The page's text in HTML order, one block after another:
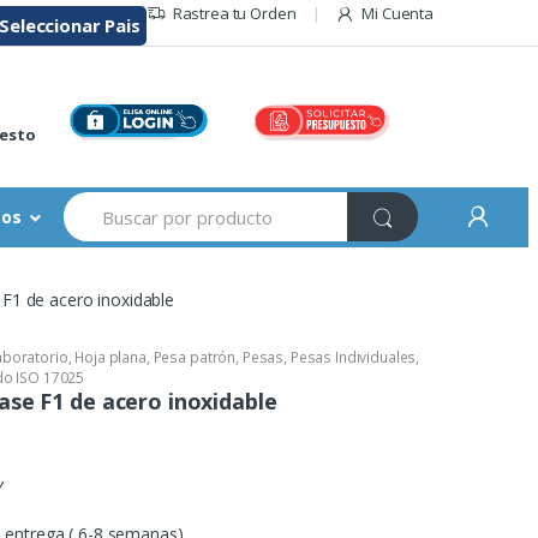
Rastrea tu Orden Mi Cuenta
Seleccionar Pais
Buscar:
de acero inoxidable
, Hoja plana, Pesa patrón, Pesas, Pesas Individuales,
ISO 17025
F1 de acero inoxidable
( 6-8 semanas)